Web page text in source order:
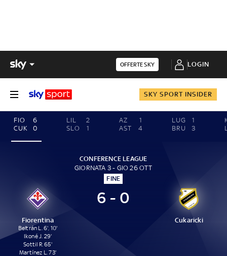
OFFERTE SKY LOGIN
SKY SPORT INSIDER
FIO
6
CUK
0
LIL
2
SLO
1
AZ
1
AST
4
LUG
1
BRU
3
CONFERENCE LEAGUE
GIORNATA 3 - GIO 26 OTT
FINE
Fiorentina
Beltrán L. 6', 10'
Ikoné J. 29'
Sottil R. 65'
Martínez L. 73'
6 - 0
Cukaricki